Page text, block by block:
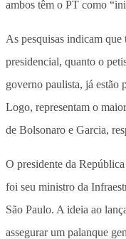
ambos têm o PT como
As pesquisas indicam
presidencial, quanto o
governo paulista, já estão
Logo, representam o
de Bolsonaro e Garcia,
O presidente da
foi seu ministro da
São Paulo. A ideia ao
assegurar um palanque